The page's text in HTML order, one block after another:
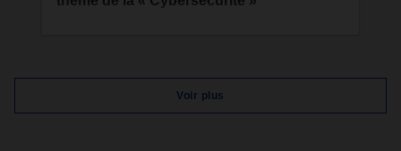
webinaires de DACHSER Suisse proposent des
Voir plus